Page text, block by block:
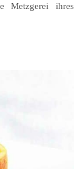
Metzgerei ihres